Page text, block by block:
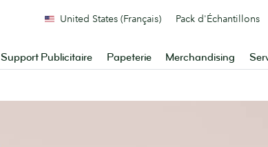
Support Publicitaire Papeterie Merchandising
United States (Français) Pack d'Échantillons